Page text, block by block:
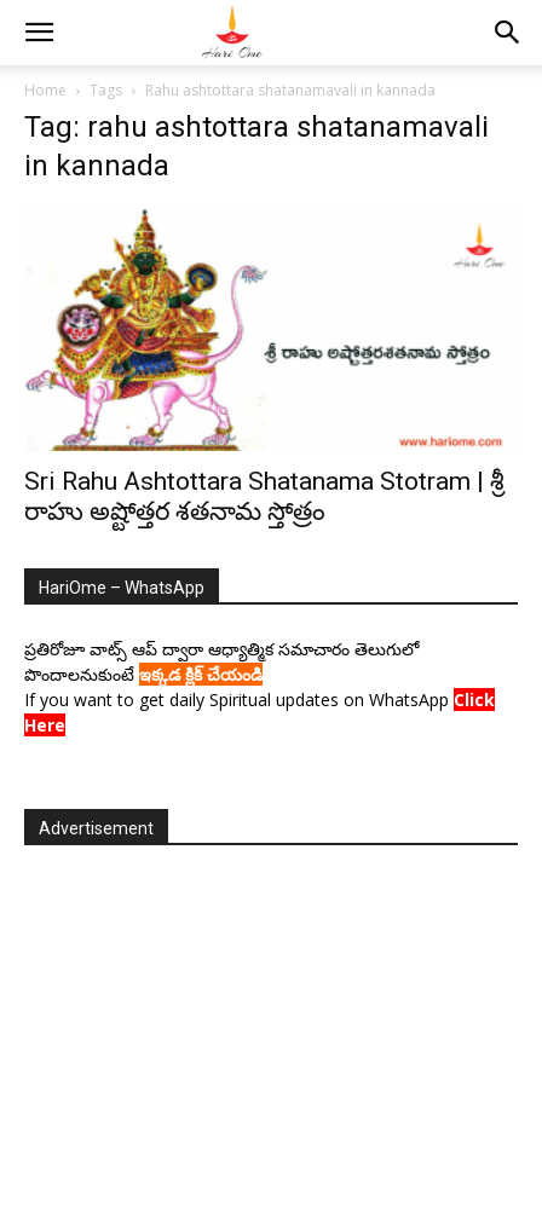
Home Tags Rahu ashtottara shatanamavali in kannada
Tag: rahu ashtottara shatanamavali
in kannada
Sri Rahu Ashtottara Shatanama Stotram | శ్రీ
రాహు అష్టోత్తర శతనామ స్తోత్రం
HariOme – WhatsApp
ప్రతిరోజూ వాట్స్ ఆప్ ద్వారా ఆధ్యాత్మిక సమాచారం తెలుగులో
పొందాలనుకుంటే ఇక్కడ క్లిక్ చేయండి
If you want to get daily Spiritual updates on WhatsApp Click
Here
Advertisement